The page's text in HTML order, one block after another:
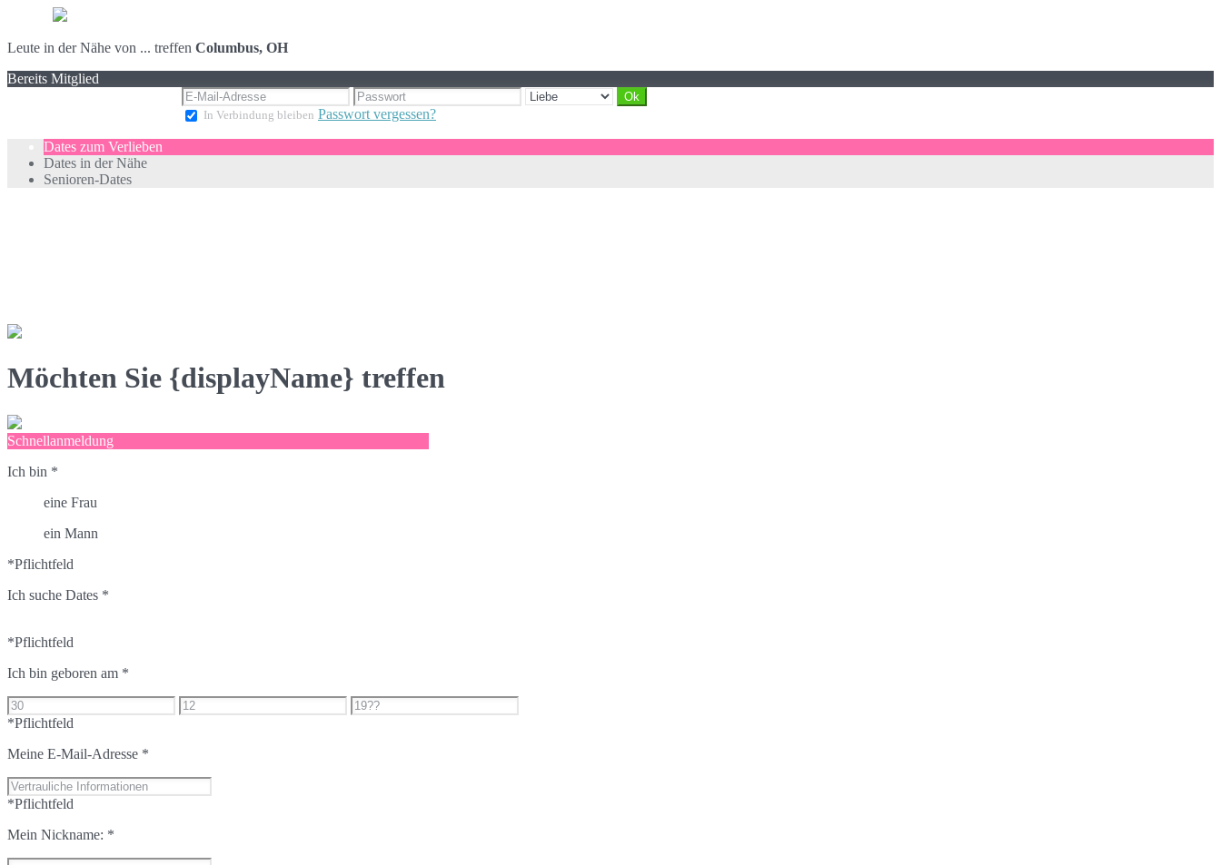
Leute in der Nähe von ... treffen Columbus, OH
Bereits Mitglied
In Verbindung bleiben Passwort vergessen?
Dates zum Verlieben
Dates in der Nähe
Senioren-Dates
Möchten Sie {displayName} treffen
Schnellanmeldung
Ich bin *
eine Frau
ein Mann
*Pflichtfeld
Ich suche Dates *
*Pflichtfeld
Ich bin geboren am *
*Pflichtfeld
Meine E-Mail-Adresse *
*Pflichtfeld
Mein Nickname: *